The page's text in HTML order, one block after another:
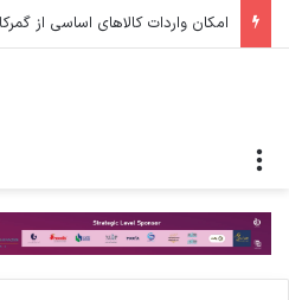
امکان واردات کالاهای اساسی از